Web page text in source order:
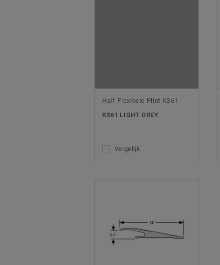
Half-Flexibele Plint KS61
KS61 LIGHT GREY
Vergelijk